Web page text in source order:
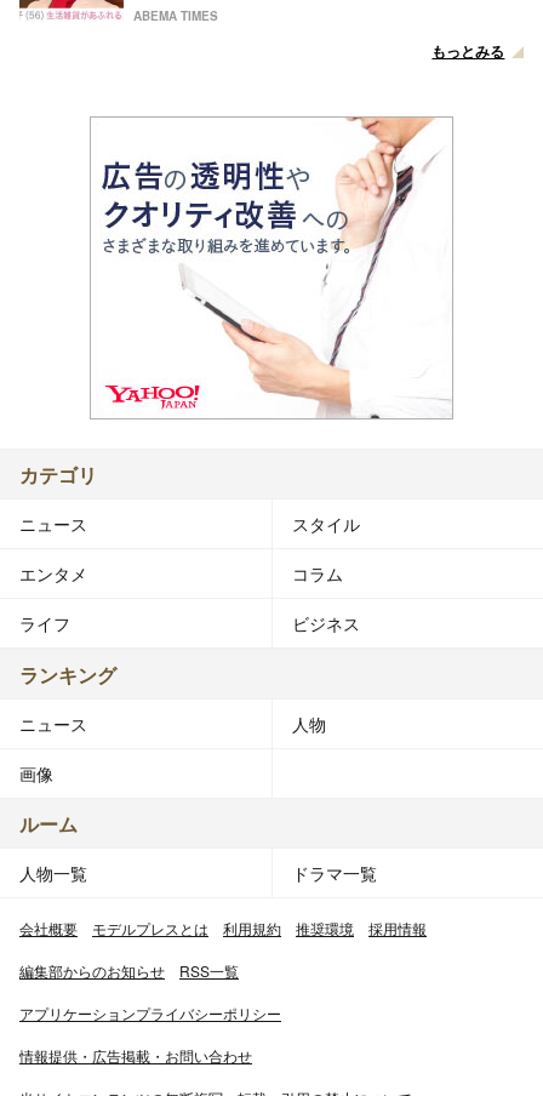
ABEMA TIMES
もっとみる
カテゴリ
ニュース スタイル
エンタメ コラム
ライフ ビジネス
ランキング
ニュース 人物
画像
ルーム
人物一覧 ドラマ一覧
会社概要 モデルプレスとは 利用規約 推奨環境 採用情報
編集部からのお知らせ RSS一覧
アプリケーションプライバシーポリシー
情報提供・広告掲載・お問い合わせ